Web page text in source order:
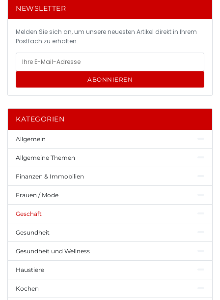
NEWSLETTER
Melden Sie sich an, um unsere neuesten Artikel direkt in Ihrem
Postfach zu erhalten.
ABONNIEREN
KATEGORIEN
Allgemein
Allgemeine Themen
Finanzen & Immobilien
Frauen / Mode
Geschäft
Gesundheit
Gesundheit und Wellness
Haustiere
Kochen